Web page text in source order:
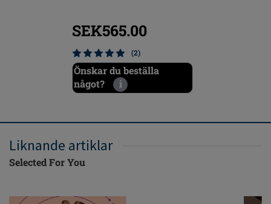
SEK565.00
(2)
Önskar du beställa
något?
i
Liknande artiklar
Selected For You